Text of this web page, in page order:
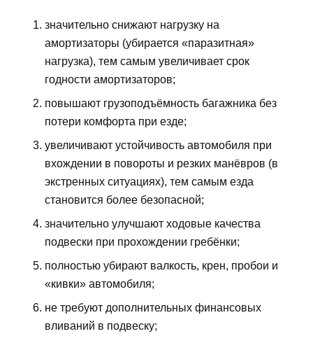
значительно снижают нагрузку на
амортизаторы (убирается «паразитная»
нагрузка), тем самым увеличивает срок
годности амортизаторов;
повышают грузоподъёмность багажника без
потери комфорта при езде;
увеличивают устойчивость автомобиля при
вхождении в повороты и резких манёвров (в
экстренных ситуациях), тем самым езда
становится более безопасной;
значительно улучшают ходовые качества
подвески при прохождении гребёнки;
полностью убирают валкость, крен, пробои и
«кивки» автомобиля;
не требуют дополнительных финансовых
вливаний в подвеску;